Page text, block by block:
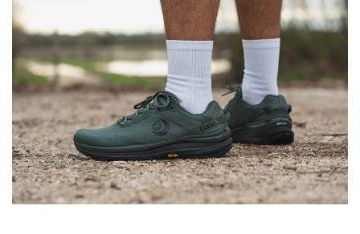
la rigidez de la
mediasuela
en frío
Placa Rock plate
Durabilidad
de la parte
delantera
Mala Decente
Durabilidad
del acolchado
del talón
Alta Alta Alta